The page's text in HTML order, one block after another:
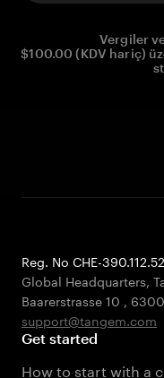
Vergiler
$100.00 (KDV hariç)
Reg. No CHE-
Global Headquarters,
Baarerstrasse 10 ,
support@tangem.com
Get started
How to start with a